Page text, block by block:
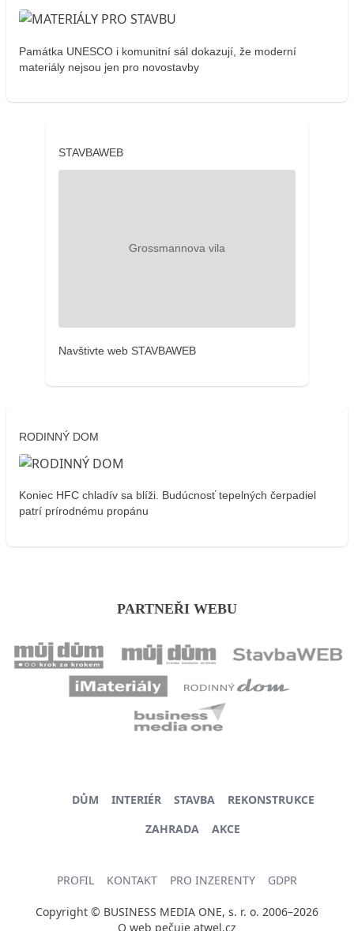
Památka UNESCO i komunitní sál dokazují, že moderní
materiály nejsou jen pro novostavby
STAVBAWEB
Navštivte web STAVBAWEB
RODINNÝ DOM
Koniec HFC chladív sa blíži. Budúcnosť tepelných čerpadiel
patrí prírodnému propánu
PARTNEŘI WEBU
DŮM INTERIÉR STAVBA
REKONSTRUKCE
ZAHRADA
AKCE
PROFIL KONTAKT PRO INZERENTY GDPR
Copyright © BUSINESS MEDIA ONE, s. r. o. 2006–2026